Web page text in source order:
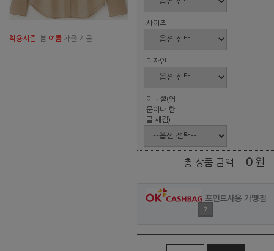
착용시즌: 봄 여름 가을 겨울
사이즈
디자인
이니셜(영
문이나 한
글 새김)
총 상품 금액 0 원
포인트사용 가맹점
?